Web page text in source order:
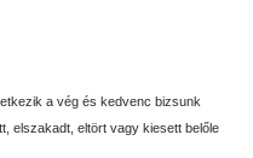
a vég és kedvenc bizsunk
elszakadt, eltört vagy kiesett belőle